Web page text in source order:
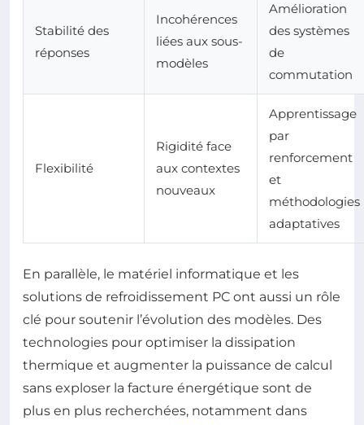
Stabilité des
réponses
Incohérences
liées aux sous-
modèles
Amélioration
des systèmes
de
commutation
Flexibilité
Rigidité face
aux contextes
nouveaux
Apprentissage
par
renforcement
et
méthodologies
adaptatives
En parallèle, le matériel informatique et les
solutions de refroidissement PC ont aussi un rôle
clé pour soutenir l’évolution des modèles. Des
technologies pour optimiser la dissipation
thermique et augmenter la puissance de calcul
sans exploser la facture énergétique sont de
plus en plus recherchées, notamment dans